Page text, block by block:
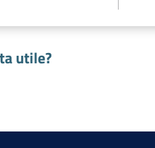
utile?